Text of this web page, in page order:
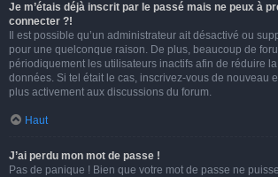
Je m’étais déjà inscrit par le passé mais ne peux à
connecter ?!
Il est possible qu’un administrateur ait désactivé ou
pour une quelconque raison. De plus, beaucoup de
périodiquement les utilisateurs inactifs afin de réduire
données. Si tel était le cas, inscrivez-vous de nouveau
plus activement aux discussions du forum.
Haut
J’ai perdu mon mot de passe !
Pas de panique ! Bien que votre mot de passe ne